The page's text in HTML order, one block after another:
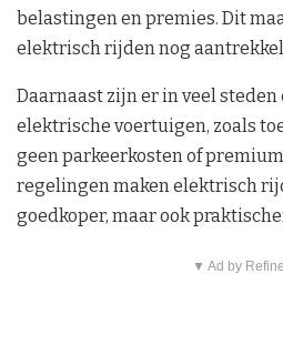
belastingen en premies. Dit
elektrisch rijden nog
Daarnaast zijn er in veel
elektrische voertuigen, zoals
geen parkeerkosten of
regelingen maken elektrisch
goedkoper, maar ook
▼ Ad by